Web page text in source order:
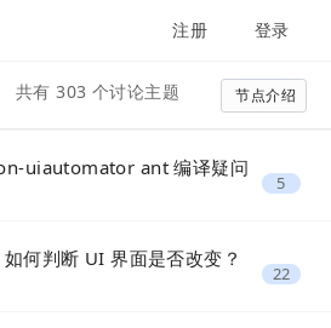
注册 登录
共有 303 个讨论主题 节点介绍
uiautomator ant 编译疑问
5
何判断 UI 界面是否改变？
22